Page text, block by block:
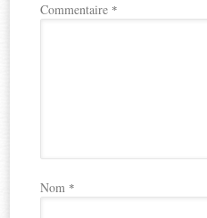
Commentaire *
Nom *